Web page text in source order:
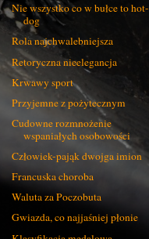
Nie wszystko co w bułce to hot-
dog
Rola najchwalebniejsza
Retoryczna nieelegancja
Krwawy sport
Przyjemne z pożytecznym
Cudowne rozmnożenie
wspaniałych osobowości
Człowiek-pająk dwojga imion
Francuska choroba
Waluta za Poczobuta
Gwiazda, co najjaśniej płonie